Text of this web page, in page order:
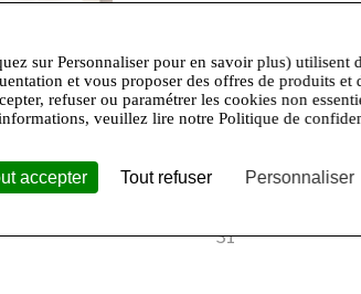
Retrouvez le
LINDT qui
"Différence
Une visite dans
Marques
31
sur Personnaliser pour en savoir plus) utilisent
et vous proposer des offres de produits et
refuser ou paramétrer les cookies non
veuillez lire notre Politique de
accepter Tout refuser Personnaliser